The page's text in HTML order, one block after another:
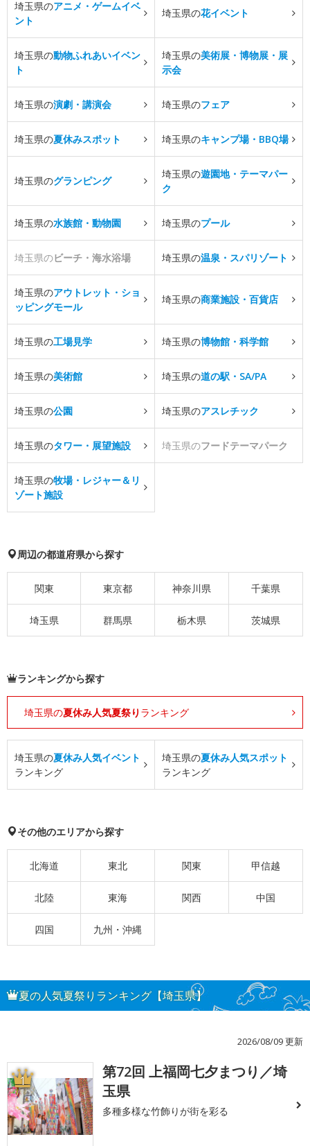
埼玉県のアニメ・ゲームイベ
ント
埼玉県の花イベント
埼玉県の動物ふれあいイベン
ト
埼玉県の美術展・博物展・展
示会
埼玉県の演劇・講演会 埼玉県のフェア
埼玉県の夏休みスポット 埼玉県のキャンプ場・BBQ場
埼玉県のグランピング
埼玉県の遊園地・テーマパー
ク
埼玉県の水族館・動物園 埼玉県のプール
埼玉県のビーチ・海水浴場 埼玉県の温泉・スパリゾート
埼玉県のアウトレット・ショ
ッピングモール
埼玉県の商業施設・百貨店
埼玉県の工場見学 埼玉県の博物館・科学館
埼玉県の美術館 埼玉県の道の駅・SA/PA
埼玉県の公園 埼玉県のアスレチック
埼玉県のタワー・展望施設 埼玉県のフードテーマパーク
埼玉県の牧場・レジャー＆リ
ゾート施設
周辺の都道府県から探す
関東 東京都 神奈川県 千葉県
埼玉県 群馬県 栃木県 茨城県
ランキングから探す
埼玉県の夏休み人気夏祭り ランキング
埼玉県の夏休み人気イベント
ランキング
埼玉県の夏休み人気スポット
ランキング
その他のエリアから探す
北海道 東北 関東 甲信越
北陸 東海 関西 中国
四国 九州・沖縄
夏の人気夏祭りランキング【埼玉県】
2026/08/09 更新
1
第72回 上福岡七夕まつり／埼
玉県
多種多様な竹飾りが街を彩る